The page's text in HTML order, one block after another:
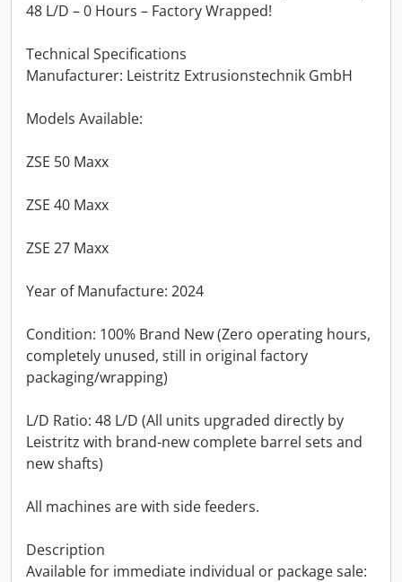
48 L/D – 0 Hours – Factory Wrapped!
Technical Specifications
Manufacturer: Leistritz Extrusionstechnik GmbH
Models Available:
ZSE 50 Maxx
ZSE 40 Maxx
ZSE 27 Maxx
Year of Manufacture: 2024
Condition: 100% Brand New (Zero operating hours,
completely unused, still in original factory
packaging/wrapping)
L/D Ratio: 48 L/D (All units upgraded directly by
Leistritz with brand-new complete barrel sets and
new shafts)
All machines are with side feeders.
Description
Available for immediate individual or package sale: